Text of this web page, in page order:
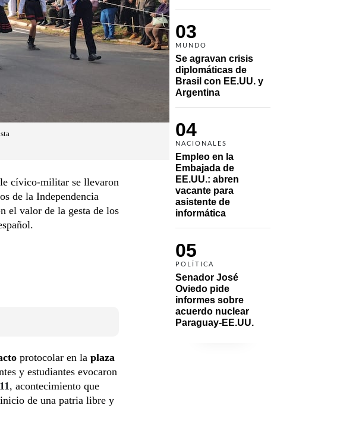
03
MUNDO
Se agravan crisis
diplomáticas de
Brasil con EE.UU. y
Argentina
04
NACIONALES
Empleo en la
Embajada de
EE.UU.: abren
vacante para
asistente de
informática
05
POLÍTICA
Senador José
Oviedo pide
informes sobre
acuerdo nuclear
Paraguay-EE.UU.
cívico-militar se llevaron
de la Independencia
el valor de la gesta de los
protocolar en la plaza
y estudiantes evocaron
, acontecimiento que
de una patria libre y